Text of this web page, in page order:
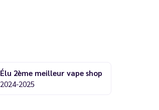
Élu 2ème meilleur vape shop
2024-2025